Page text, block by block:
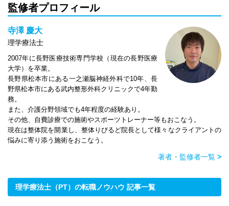
監修者プロフィール
寺澤 慶大
理学療法士
2007年に長野医療技術専門学校（現在の長野医療
大学）を卒業。
長野県松本市にある一之瀬脳神経外科で10年、長
野県松本市にある武内整形外科クリニックで4年勤
務。
また、介護分野領域でも4年程度の経験あり。
その他、自費診療での施術やスポーツトレーナー等もおこなう。
現在は整体院を開業し、整体りびるど院長として様々なクライアントの
悩みに寄り添う施術をおこなう。
著者・監修者一覧 >
理学療法士（PT）の転職ノウハウ 記事一覧